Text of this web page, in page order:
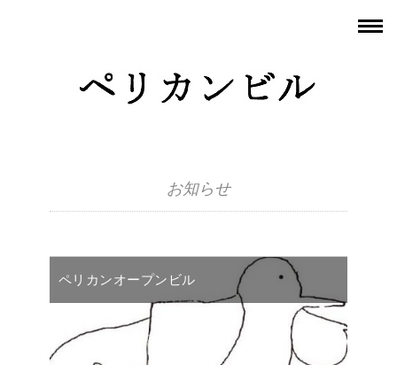
お知らせ
ペリカンオープンビル